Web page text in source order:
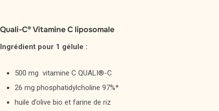
Quali-C® Vitamine C liposomale
Ingrédient pour 1 gélule :
500 mg vitamine C QUALI®-C
26 mg phosphatidylcholine 97%*
huile d’olive bio et farine de riz